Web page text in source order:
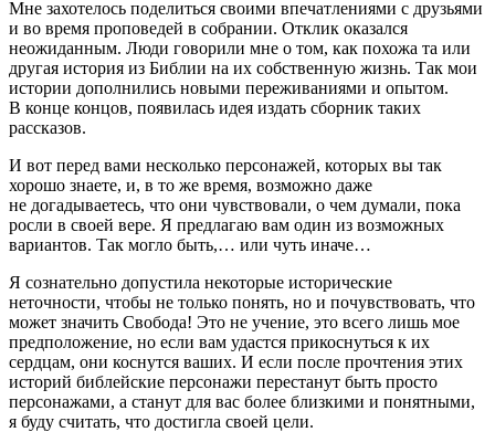
Мне захотелось поделиться своими впечатлениями с друзьями
и во время проповедей в собрании. Отклик оказался
неожиданным. Люди говорили мне о том, как похожа та или
другая история из Библии на их собственную жизнь. Так мои
истории дополнились новыми переживаниями и опытом.
В конце концов, появилась идея издать сборник таких
рассказов.
И вот перед вами несколько персонажей, которых вы так
хорошо знаете, и, в то же время, возможно даже
не догадываетесь, что они чувствовали, о чем думали, пока
росли в своей вере. Я предлагаю вам один из возможных
вариантов. Так могло быть,… или чуть иначе…
Я сознательно допустила некоторые исторические
неточности, чтобы не только понять, но и почувствовать, что
может значить Свобода! Это не учение, это всего лишь мое
предположение, но если вам удастся прикоснуться к их
сердцам, они коснутся ваших. И если после прочтения этих
историй библейские персонажи перестанут быть просто
персонажами, а станут для вас более близкими и понятными,
я буду считать, что достигла своей цели.